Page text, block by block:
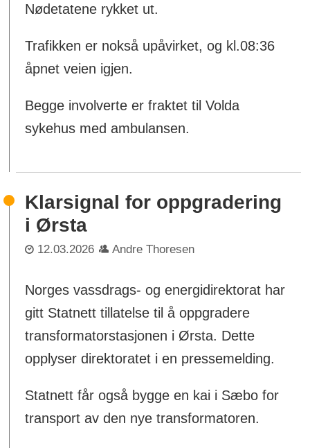
Nødetatene rykket ut.
Trafikken er nokså upåvirket, og kl.08:36
åpnet veien igjen.
Begge involverte er fraktet til Volda
sykehus med ambulansen.
Klarsignal for oppgradering
i Ørsta
12.03.2026 Andre Thoresen
Norges vassdrags- og energidirektorat har
gitt Statnett tillatelse til å oppgradere
transformatorstasjonen i Ørsta. Dette
opplyser direktoratet i en pressemelding.
Statnett får også bygge en kai i Sæbo for
transport av den nye transformatoren.